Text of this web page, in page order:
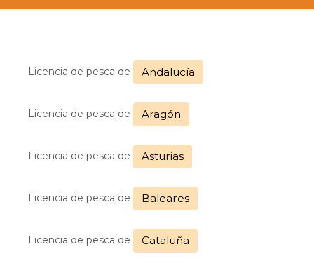
Licencia de pesca de Andalucía
Licencia de pesca de Aragón
Licencia de pesca de Asturias
Licencia de pesca de Baleares
Licencia de pesca de Cataluña